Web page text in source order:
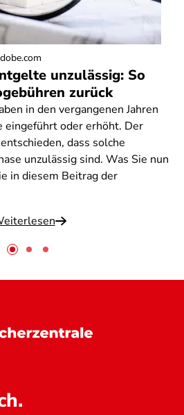
unzulässig: So
zurück
in den vergangenen Jahren
eingeführt oder erhöht. Der
dass solche
unzulässig sind. Was Sie nun
in diesem Beitrag der